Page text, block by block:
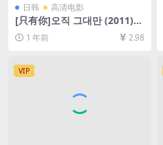
日韩 高清电影
[只有你]오직 그대만 (2011)
[百度网盘+夸克网盘1080P超
清未删减资源][网盘在线播放/
下载][MP4/7GB][中文字幕]
1 年前 2.98
VIP